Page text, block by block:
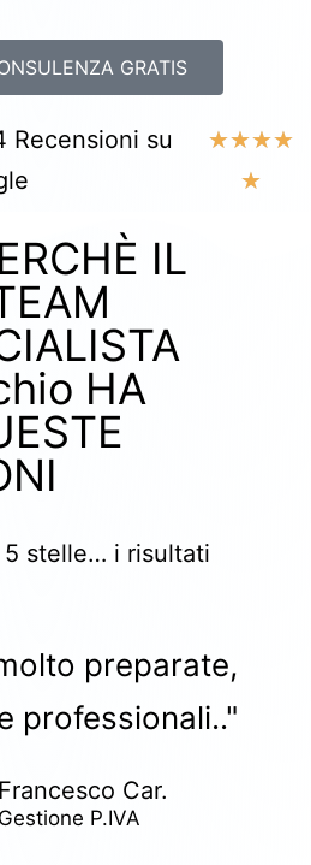
GRATIS
Recensioni su
★★★★
★
IL
HA
5 stelle… i risultati
preparate,
professionali.."
Francesco Car.
Gestione P.IVA